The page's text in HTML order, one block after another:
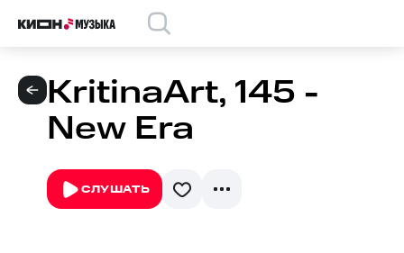
KritinaArt, 145 -
New Era
СЛУШАТЬ